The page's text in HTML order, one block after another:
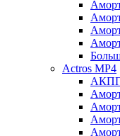
Actros MP4